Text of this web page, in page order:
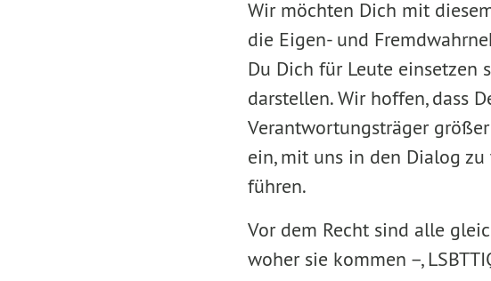
Wir möchten Dich mit
die Eigen- und
Du Dich für Leute einsetzen
darstellen. Wir hoffen, dass
Verantwortungsträger
ein, mit uns in den Dialog
führen.
Vor dem Recht sind alle
woher sie kommen –,